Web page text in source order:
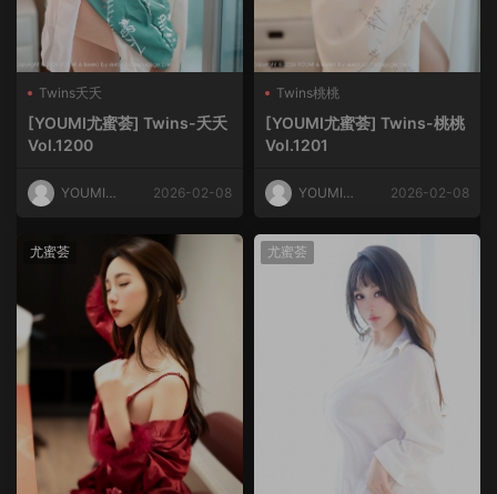
Twins夭夭
[YOUMI尤蜜荟] Twins-夭夭
Vol.1200
YOUMI尤
2026-02-08
Twins桃桃
[YOUMI尤蜜荟] Twins-桃桃
Vol.1201
YOUMI尤
2026-02-08
尤蜜荟 尤蜜荟